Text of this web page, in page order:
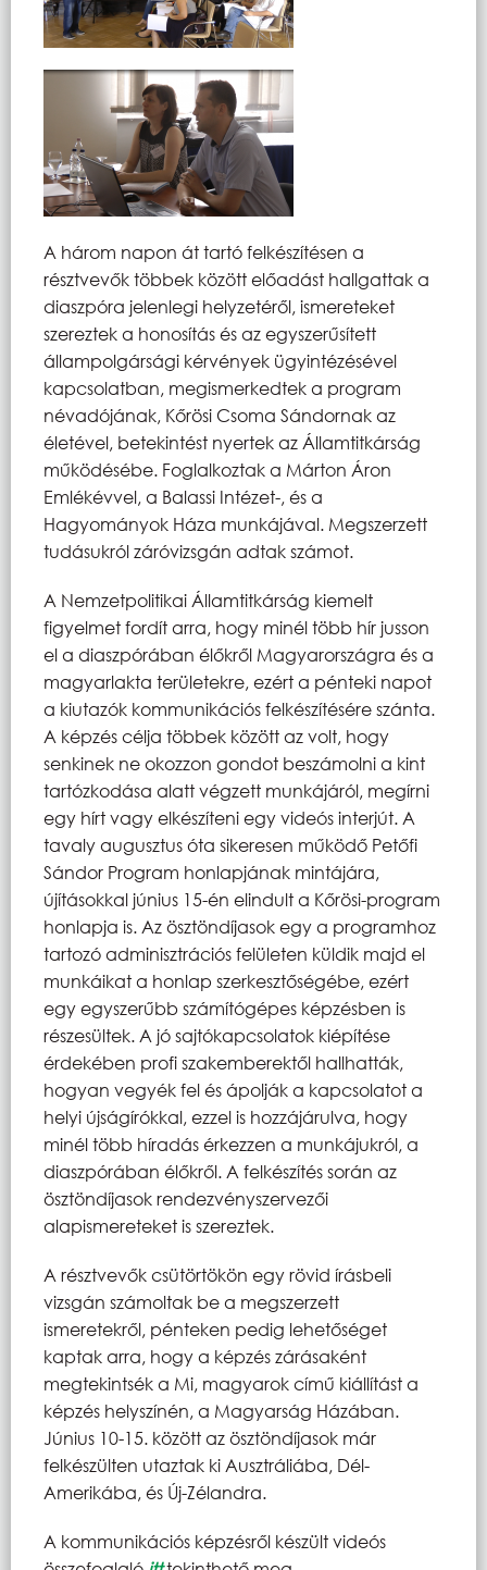
A három napon át tartó felkészítésen a
résztvevők többek között előadást hallgattak a
diaszpóra jelenlegi helyzetéről, ismereteket
szereztek a honosítás és az egyszerűsített
állampolgársági kérvények ügyintézésével
kapcsolatban, megismerkedtek a program
névadójának, Kőrösi Csoma Sándornak az
életével, betekintést nyertek az Államtitkárság
működésébe. Foglalkoztak a Márton Áron
Emlékévvel, a Balassi Intézet-, és a
Hagyományok Háza munkájával. Megszerzett
tudásukról záróvizsgán adtak számot.
A Nemzetpolitikai Államtitkárság kiemelt
figyelmet fordít arra, hogy minél több hír jusson
el a diaszpórában élőkről Magyarországra és a
magyarlakta területekre, ezért a pénteki napot
a kiutazók kommunikációs felkészítésére szánta.
A képzés célja többek között az volt, hogy
senkinek ne okozzon gondot beszámolni a kint
tartózkodása alatt végzett munkájáról, megírni
egy hírt vagy elkészíteni egy videós interjút. A
tavaly augusztus óta sikeresen működő Petőfi
Sándor Program honlapjának mintájára,
újításokkal június 15-én elindult a Kőrösi-program
honlapja is. Az ösztöndíjasok egy a programhoz
tartozó adminisztrációs felületen küldik majd el
munkáikat a honlap szerkesztőségébe, ezért
egy egyszerűbb számítógépes képzésben is
részesültek. A jó sajtókapcsolatok kiépítése
érdekében profi szakemberektől hallhatták,
hogyan vegyék fel és ápolják a kapcsolatot a
helyi újságírókkal, ezzel is hozzájárulva, hogy
minél több híradás érkezzen a munkájukról, a
diaszpórában élőkről. A felkészítés során az
ösztöndíjasok rendezvényszervezői
alapismereteket is szereztek.
A résztvevők csütörtökön egy rövid írásbeli
vizsgán számoltak be a megszerzett
ismeretekről, pénteken pedig lehetőséget
kaptak arra, hogy a képzés zárásaként
megtekintsék a Mi, magyarok című kiállítást a
képzés helyszínén, a Magyarság Házában.
Június 10-15. között az ösztöndíjasok már
felkészülten utaztak ki Ausztráliába, Dél-
Amerikába, és Új-Zélandra.
A kommunikációs képzésről készült videós